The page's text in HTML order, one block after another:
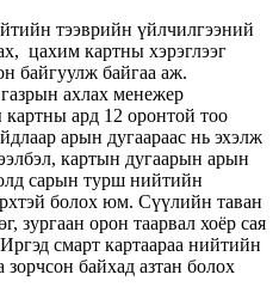
тээврийн үйлчилгээний
цахим картны хэрэглээг
байгуулж байгаа аж.
ахлах менежер
ард 12 оронтой тоо
арын дугаараас нь эхэлж
картын дугаарын арын
сарын турш нийтийн
болох юм. Сүүлийн таван
зургаан орон таарвал хоёр сая
смарт картаараа нийтийн
зорчсон байхад азтан болох